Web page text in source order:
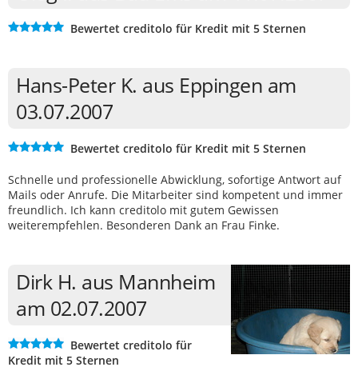
Bewertet creditolo für Kredit mit 5 Sternen
Hans-Peter K. aus Eppingen am
03.07.2007
Bewertet creditolo für Kredit mit 5 Sternen
Schnelle und professionelle Abwicklung, sofortige Antwort auf
Mails oder Anrufe. Die Mitarbeiter sind kompetent und immer
freundlich. Ich kann creditolo mit gutem Gewissen
weiterempfehlen. Besonderen Dank an Frau Finke.
Dirk H. aus Mannheim
am 02.07.2007
Bewertet creditolo für
Kredit mit 5 Sternen